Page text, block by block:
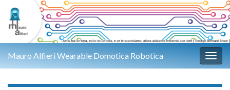
Mauro Alfieri Wearable Domotica Robotica